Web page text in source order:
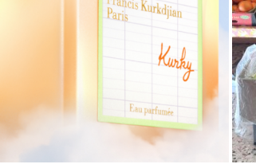
KURKDJIAN ÉTEND KURKY
EAU PARFUMÉE SANS ALCOOL